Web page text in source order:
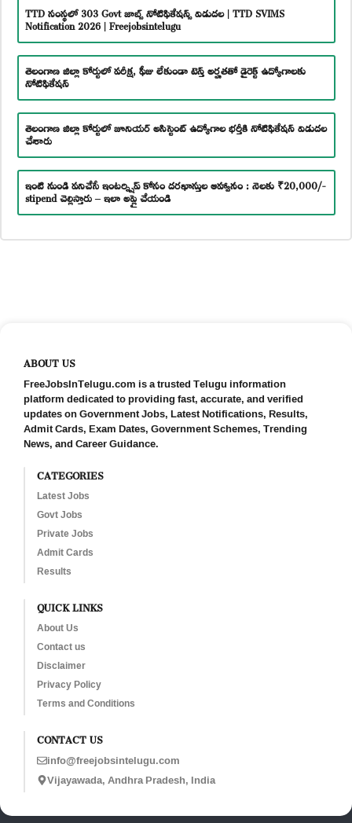
TTD సంస్థలో 303 Govt జాబ్స్ నోటిఫికేషన్స్ విడుదల | TTD SVIMS
Notification 2026 | Freejobsintelugu
తెలంగాణ జిల్లా కోర్టులో పరీక్ష, ఫీజు లేకుండా టెన్త్ అర్హతతో డైరెక్ట్ ఉద్యోగాలకు
నోటిఫికేషన్
తెలంగాణ జిల్లా కోర్టులో జూనియర్ అసిస్టెంట్ ఉద్యోగాల భర్తీకి నోటిఫికేషన్ విడుదల
చేశారు
ఇంటి నుండి పనిచేసే ఇంటర్న్షిప్ కోసం దరఖాస్తుల ఆహ్వానం : నెలకు ₹20,000/-
stipend చెల్లిస్తారు – ఇలా అప్లై చేయండి
ABOUT US
FreeJobsInTelugu.com is a trusted Telugu information
platform dedicated to providing fast, accurate, and verified
updates on Government Jobs, Latest Notifications, Results,
Admit Cards, Exam Dates, Government Schemes, Trending
News, and Career Guidance.
CATEGORIES
Latest Jobs
Govt Jobs
Private Jobs
Admit Cards
Results
QUICK LINKS
About Us
Contact us
Disclaimer
Privacy Policy
Terms and Conditions
CONTACT US
info@freejobsintelugu.com
Vijayawada, Andhra Pradesh, India